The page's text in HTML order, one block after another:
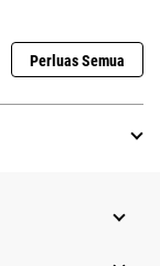
Perluas Semua